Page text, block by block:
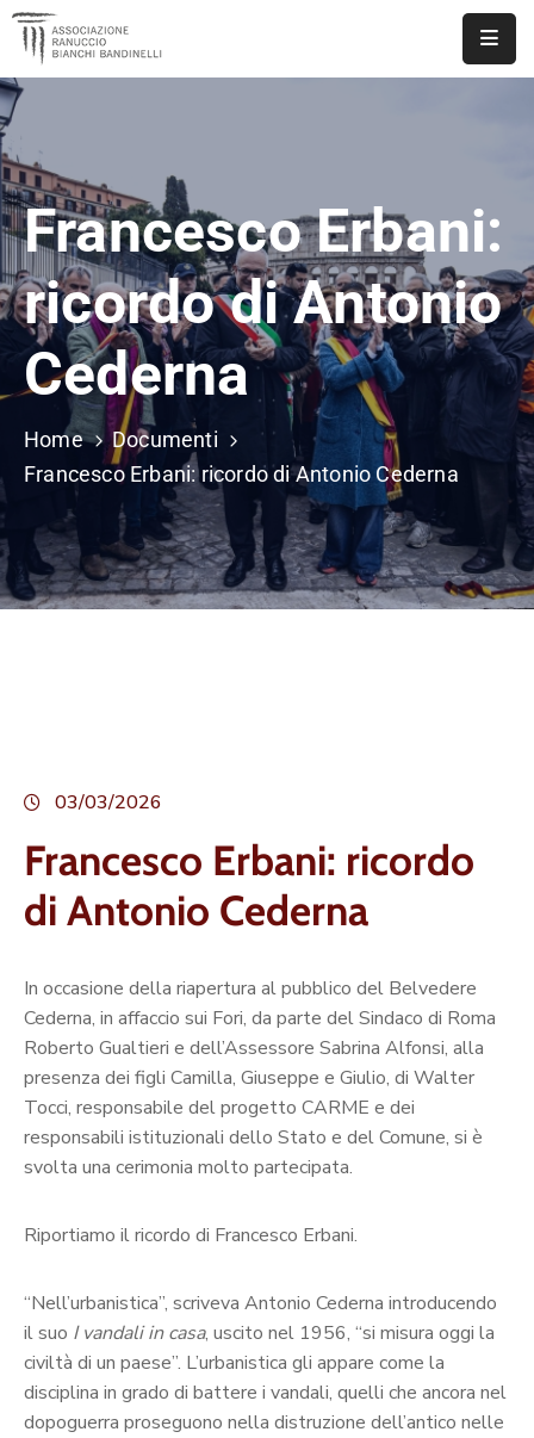
ASSOCIAZIONE
NOTIZIE
DOCUMENTI
EVENTI
PUBBLICAZIONI
CONTATTI
Francesco Erbani:
ricordo di Antonio
Cederna
Home
Documenti
Francesco Erbani: ricordo di Antonio Cederna
03/03/2026
Francesco Erbani: ricordo
di Antonio Cederna
In occasione della riapertura al pubblico del Belvedere
Cederna, in affaccio sui Fori, da parte del Sindaco di Roma
Roberto Gualtieri e dell’Assessore Sabrina Alfonsi, alla
presenza dei figli Camilla, Giuseppe e Giulio, di Walter
Tocci, responsabile del progetto CARME e dei
responsabili istituzionali dello Stato e del Comune, si è
svolta una cerimonia molto partecipata.
Riportiamo il ricordo di Francesco Erbani.
“Nell’urbanistica”, scriveva Antonio Cederna introducendo
il suo I vandali in casa, uscito nel 1956, “si misura oggi la
civiltà di un paese”. L’urbanistica gli appare come la
disciplina in grado di battere i vandali, quelli che ancora nel
dopoguerra proseguono nella distruzione dell’antico nelle